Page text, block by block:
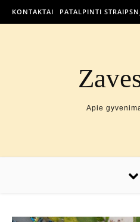
KONTAKTAI PATALPINTI
Apie